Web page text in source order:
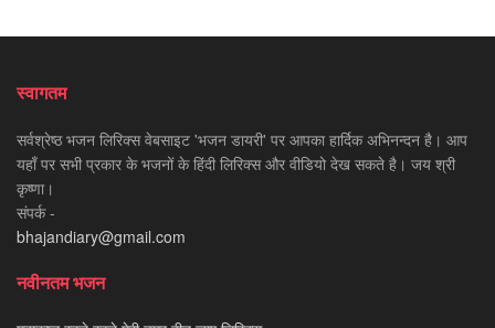
स्वागतम
सर्वश्रेष्ठ भजन लिरिक्स वेबसाइट 'भजन डायरी' पर आपका हार्दिक अभिनन्दन है। आप
यहाँ पर सभी प्रकार के भजनों के हिंदी लिरिक्स और वीडियो देख सकते है। जय श्री
कृष्णा।
संपर्क -
bhajandiary@gmail.com
नवीनतम भजन